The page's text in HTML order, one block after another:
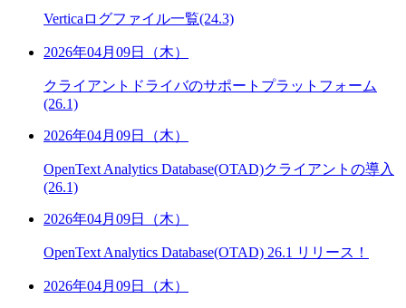
Verticaログファイル一覧(24.3)
2026年04月09日（木）
クライアントドライバのサポートプラットフォーム
(26.1)
2026年04月09日（木）
OpenText Analytics Database(OTAD)クライアントの導入
(26.1)
2026年04月09日（木）
OpenText Analytics Database(OTAD) 26.1 リリース！
2026年04月09日（木）